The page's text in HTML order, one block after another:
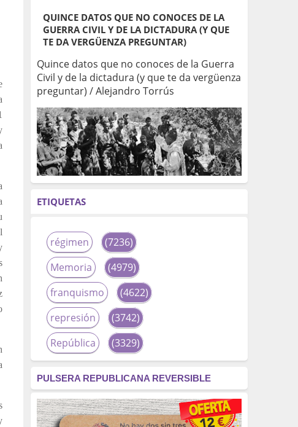
QUINCE DATOS QUE NO CONOCES DE LA
GUERRA CIVIL Y DE LA DICTADURA (Y QUE
TE DA VERGÜENZA PREGUNTAR)
Quince datos que no conoces de la Guerra
Civil y de la dictadura (y que te da vergüenza
preguntar) / Alejandro Torrús
ETIQUETAS
régimen
(7236)
Memoria
(4979)
franquismo
(4622)
represión
(3742)
República
(3329)
fascismo
(2677)
tardofranquismo
(2320)
PULSERA REPUBLICANA REVERSIBLE